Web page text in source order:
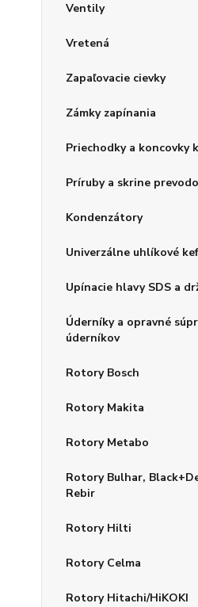
Ventily
Vretená
Zapaľovacie cievky
Zámky zapínania
Priechodky a koncovky
Príruby a skrine
Kondenzátory
Univerzálne uhlíkové
Upínacie hlavy SDS a
Úderníky a opravné
úderníkov
Rotory Bosch
Rotory Makita
Rotory Metabo
Rotory Bulhar,
Rebir
Rotory Hilti
Rotory Celma
Rotory Hitachi/HiKOKI